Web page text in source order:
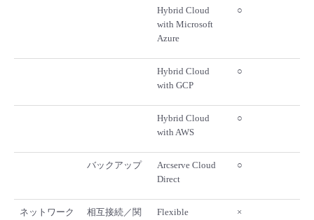
Hybrid Cloud
with Microsoft
Azure
○
Hybrid Cloud
with GCP
○
Hybrid Cloud
with AWS
○
バックアップ
Arcserve Cloud
Direct
○
ネットワーク
相互接続／関
Flexible
×